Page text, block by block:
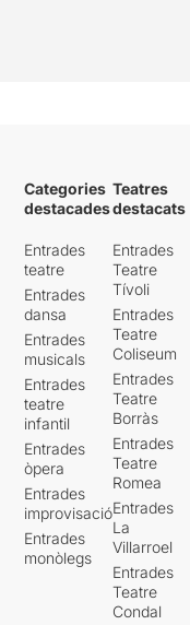
Categories
destacades
Entrades
teatre
Entrades
dansa
Entrades
musicals
Entrades
teatre
infantil
Entrades
òpera
Entrades
improvisació
Entrades
monòlegs
Teatres
destacats
Entrades
Teatre
Tívoli
Entrades
Teatre
Coliseum
Entrades
Teatre
Borràs
Entrades
Teatre
Romea
Entrades
La
Villarroel
Entrades
Teatre
Condal